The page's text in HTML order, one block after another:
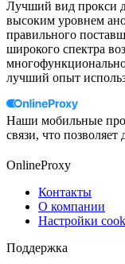
Лучший вид прокси
высоким уровнем
правильного
широкого спектра
лучший опыт
Наши мобильные
связи, что
OnlineProxy
Контакты
О компании
Настройки
Поддержка